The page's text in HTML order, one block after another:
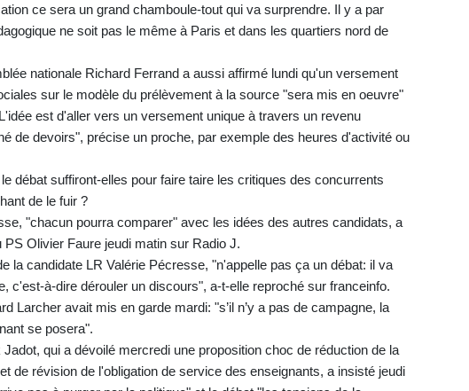
ce sera un grand chamboule-tout qui va surprendre. Il y a par
ne soit pas le même à Paris et dans les quartiers nord de
nationale Richard Ferrand a aussi affirmé lundi qu'un versement
sur le modèle du prélèvement à la source "sera mis en oeuvre"
est d'aller vers un versement unique à travers un revenu
de devoirs", précise un proche, par exemple des heures d'activité ou
débat suffiront-elles pour faire taire les critiques des concurrents
de le fuir ?
"chacun pourra comparer" avec les idées des autres candidats, a
Olivier Faure jeudi matin sur Radio J.
la candidate LR Valérie Pécresse, "n'appelle pas ça un débat: il va
c'est-à-dire dérouler un discours", a-t-elle reproché sur franceinfo.
Larcher avait mis en garde mardi: "s’il n’y a pas de campagne, la
se posera".
qui a dévoilé mercredi une proposition choc de réduction de la
de révision de l'obligation de service des enseignants, a insisté jeudi